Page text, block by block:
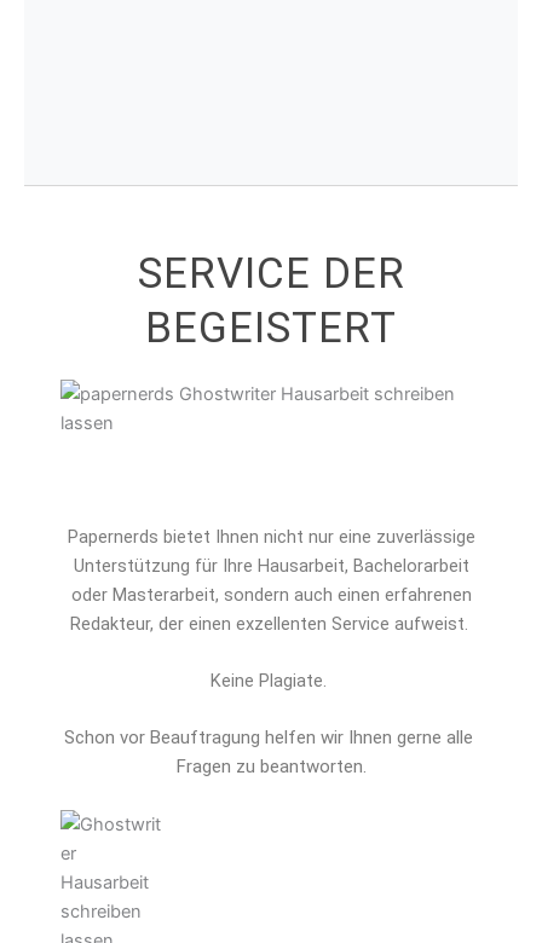
SERVICE DER
BEGEISTERT
Papernerds bietet Ihnen nicht nur eine zuverlässige
Unterstützung für Ihre Hausarbeit, Bachelorarbeit
oder Masterarbeit, sondern auch einen erfahrenen
Redakteur, der einen exzellenten Service aufweist.
Keine Plagiate.
Schon vor Beauftragung helfen wir Ihnen gerne alle
Fragen zu beantworten.